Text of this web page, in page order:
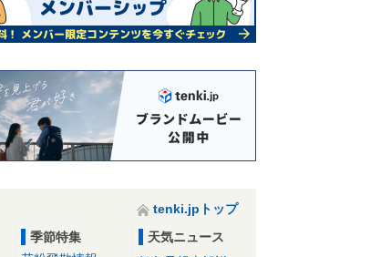
tenki.jpトップ
季節特集
天気ニュース